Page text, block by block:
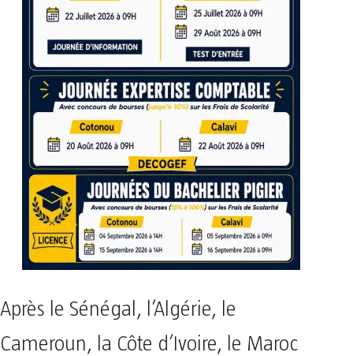
Après le Sénégal, l’Algérie, le
Cameroun, la Côte d’Ivoire, le Maroc